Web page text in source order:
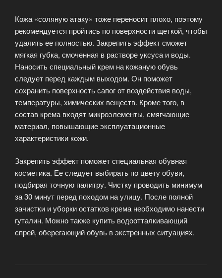
Кожа «соляную атаку» тоже переносит плохо, поэтому
рекомендуется пройтись по поверхности щеткой, чтобы
удалить ее полностью. Закрепить эффект сможет
мягкая губка, смоченная в растворе уксуса и воды.
Наносить специальный крем на кожаную обувь
следует перед каждым выходом. Он поможет
сохранить поверхность сапог от воздействия воды,
температуры, химических веществ. Кроме того, в
состав крема входят микроэлементы, смягчающие
материал, повышающие эксплуатационные
характеристики кожи.
Закрепить эффект поможет специальная обувная
косметика. Ее следует выбирать по цвету обуви,
подбирая точную палитру. Чистку проводить минимум
за 30 минут перед походом на улицу. После полной
зачистки и уборки остатков крема необходимо нанести
гуталин. Можно также купить водоотталкивающий
спрей, оберегающий обувь в экстренных ситуациях.